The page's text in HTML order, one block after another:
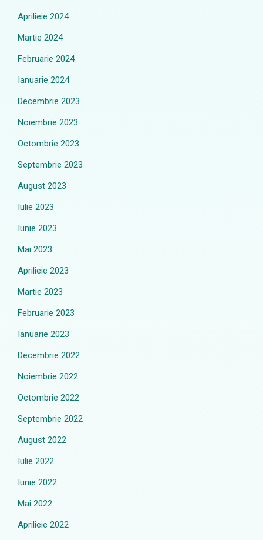
Aprilieie 2024
Martie 2024
Februarie 2024
Ianuarie 2024
Decembrie 2023
Noiembrie 2023
Octombrie 2023
Septembrie 2023
August 2023
Iulie 2023
Iunie 2023
Mai 2023
Aprilieie 2023
Martie 2023
Februarie 2023
Ianuarie 2023
Decembrie 2022
Noiembrie 2022
Octombrie 2022
Septembrie 2022
August 2022
Iulie 2022
Iunie 2022
Mai 2022
Aprilieie 2022